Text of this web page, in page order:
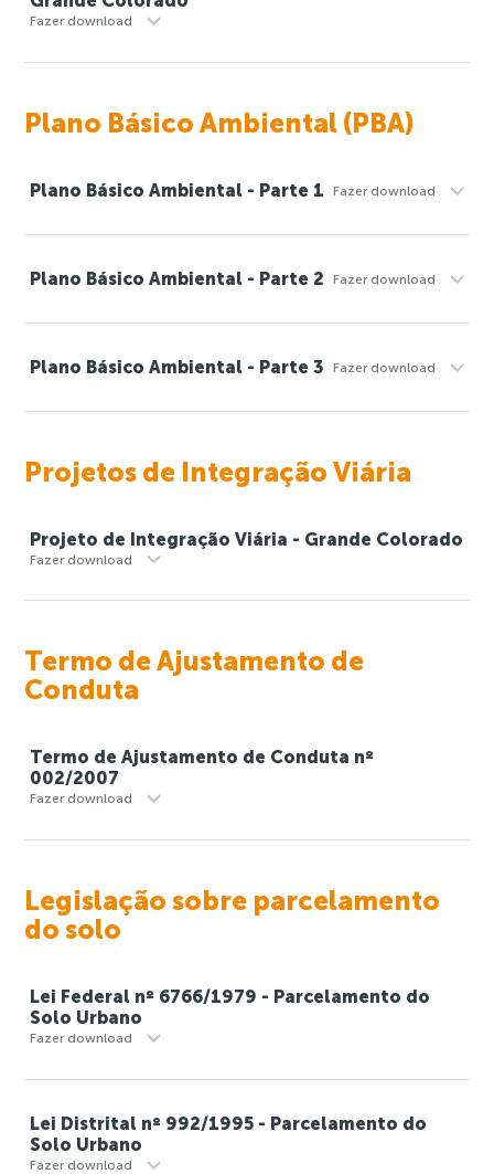
Fazer download
Plano Básico Ambiental (PBA)
Plano Básico Ambiental - Parte 1 Fazer download
Plano Básico Ambiental - Parte 2 Fazer download
Plano Básico Ambiental - Parte 3 Fazer download
Projetos de Integração Viária
Projeto de Integração Viária - Grande Colorado
Fazer download
Termo de Ajustamento de
Conduta
Termo de Ajustamento de Conduta nº
002/2007
Fazer download
Legislação sobre parcelamento
do solo
Lei Federal nº 6766/1979 - Parcelamento do
Solo Urbano
Fazer download
Lei Distrital nº 992/1995 - Parcelamento do
Solo Urbano
Fazer download